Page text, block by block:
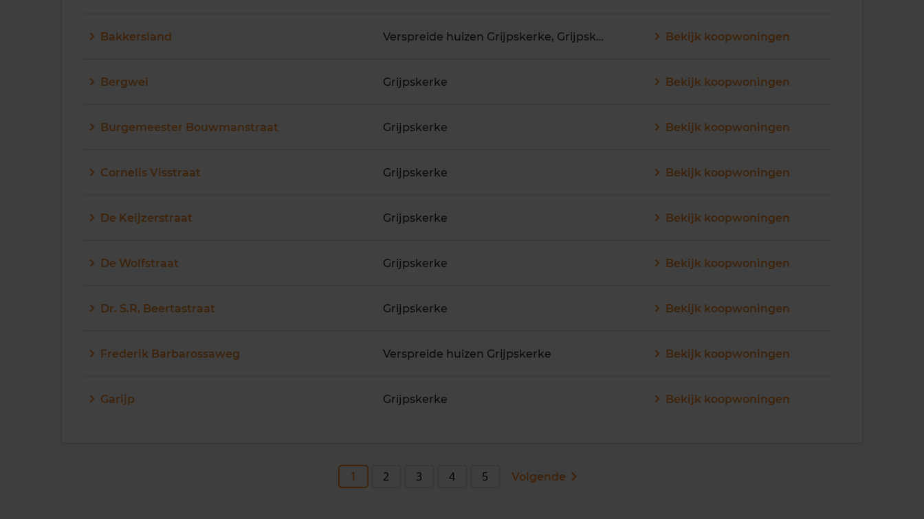
Bakkersland Verspreide huizen Grijpskerke, Grijpskerke Bekijk koopwoningen
Bergwei Grijpskerke Bekijk koopwoningen
Burgemeester Bouwmanstraat Grijpskerke Bekijk koopwoningen
Cornelis Visstraat Grijpskerke Bekijk koopwoningen
De Keijzerstraat Grijpskerke Bekijk koopwoningen
De Wolfstraat Grijpskerke Bekijk koopwoningen
Dr. S.R. Beertastraat Grijpskerke Bekijk koopwoningen
Frederik Barbarossaweg Verspreide huizen Grijpskerke Bekijk koopwoningen
Garijp Grijpskerke Bekijk koopwoningen
1 2 3 4 5 Volgende